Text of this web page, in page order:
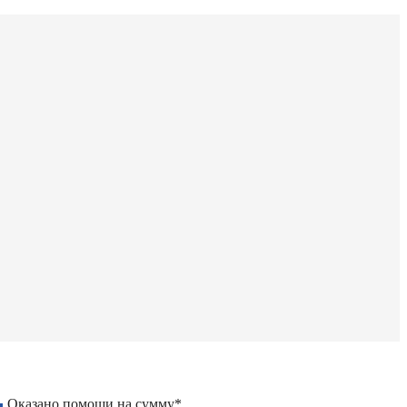
Оказано помощи на сумму*